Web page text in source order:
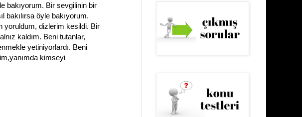
bakıyorum. Bir sevgilinin bir
bakılırsa öyle bakıyorum.
yoruldum, dizlerim kesildi. Bir
kaldım. Beni tutanlar,
yetiniyorlardı. Beni
kimseyi